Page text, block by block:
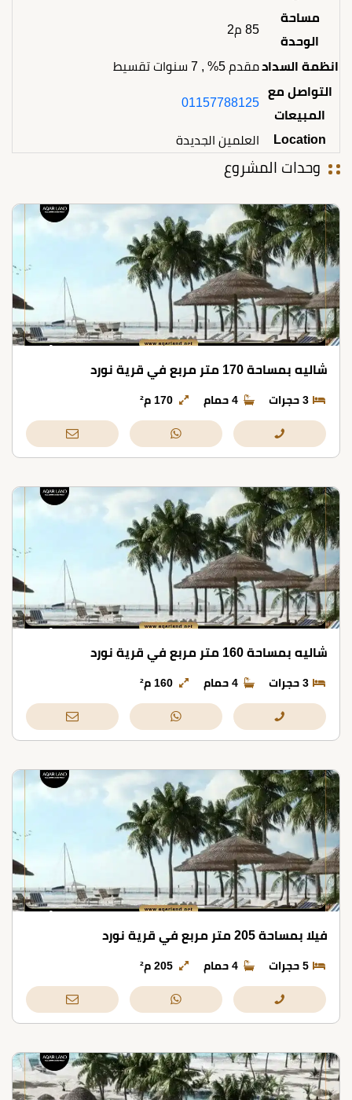
مساحة
الوحدة
85 م2
انظمة السدادمقدم 5% , 7 سنوات تقسيط
التواصل مع
المبيعات
01157788125
Location العلمين الجديدة
وحدات المشروع
شاليه بمساحة 170 متر مربع في قرية نورد
3 حجرات 4 حمام 170 م²
شاليه بمساحة 160 متر مربع في قرية نورد
3 حجرات 4 حمام 160 م²
فيلا بمساحة 205 متر مربع في قرية نورد
5 حجرات 4 حمام 205 م²